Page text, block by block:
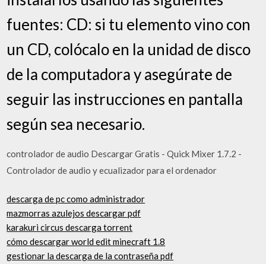
fuentes: CD: si tu elemento vino con
un CD, colócalo en la unidad de disco
de la computadora y asegúrate de
seguir las instrucciones en pantalla
según sea necesario.
controlador de audio Descargar Gratis - Quick Mixer 1.7.2 -
Controlador de audio y ecualizador para el ordenador
descarga de pc como administrador
mazmorras azulejos descargar pdf
karakuri circus descarga torrent
cómo descargar world edit minecraft 1.8
gestionar la descarga de la contraseña pdf